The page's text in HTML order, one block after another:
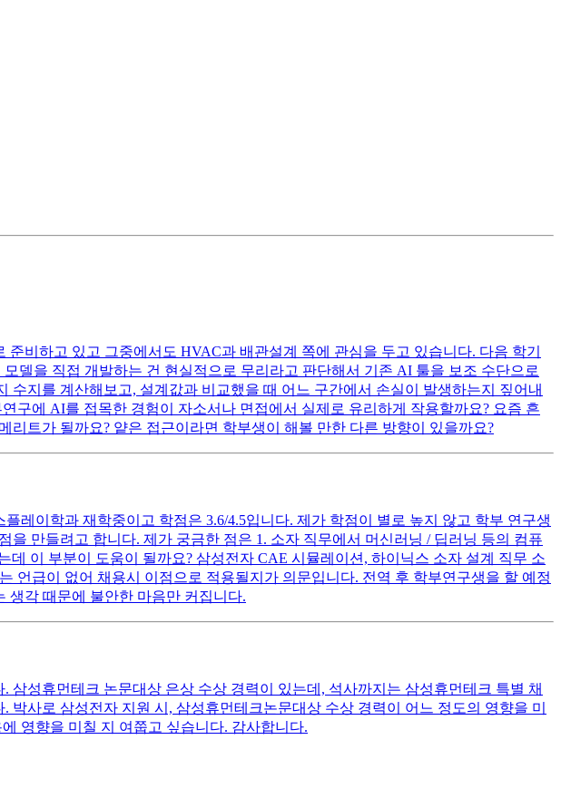
비하고 있고 그중에서도 HVAC과 배관설계 쪽에 관심을 두고 있습니다. 다음 학기
델을 직접 개발하는 건 현실적으로 무리라고 판단해서 기존 AI 툴을 보조 수단으로
지를 계산해보고, 설계값과 비교했을 때 어느 구간에서 손실이 발생하는지 짚어내
구에 AI를 접목한 경험이 자소서나 면접에서 실제로 유리하게 작용할까요? 요즘 흔
트가 될까요? 얕은 접근이라면 학부생이 해볼 만한 다른 방향이 있을까요?
레이학과 재학중이고 학점은 3.6/4.5입니다. 제가 학점이 별로 높지 않고 학부 연구생
만들려고 합니다. 제가 궁금한 점은 1. 소자 직무에서 머신러닝 / 딥러닝 등의 컴퓨
이 부분이 도움이 될까요? 삼성전자 CAE 시뮬레이션, 하이닉스 소자 설계 직무 소
언급이 없어 채용시 이점으로 적용될지가 의문입니다. 전역 후 학부연구생을 할 예정
생각 때문에 불안한 마음만 커집니다.
성휴먼테크 논문대상 은상 수상 경력이 있는데, 석사까지는 삼성휴먼테크 특별 채
사로 삼성전자 지원 시, 삼성휴먼테크논문대상 수상 경력이 어느 정도의 영향을 미
영향을 미칠 지 여쭙고 싶습니다. 감사합니다.